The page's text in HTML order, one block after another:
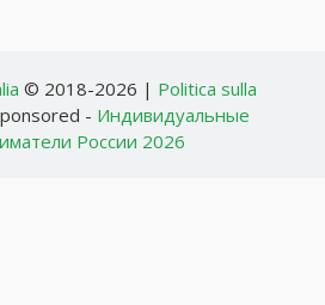
© 2018-2026 | Politica sulla
- Индивидуальные
России 2026